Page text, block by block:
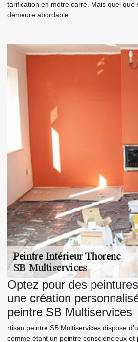
tarification en mètre carré. Mais quel que
demeure abordable.
Optez pour des
une création
peintre SB Multiservices
rtisan peintre SB Multiservices dispose
comme étant un peintre consciencieux et